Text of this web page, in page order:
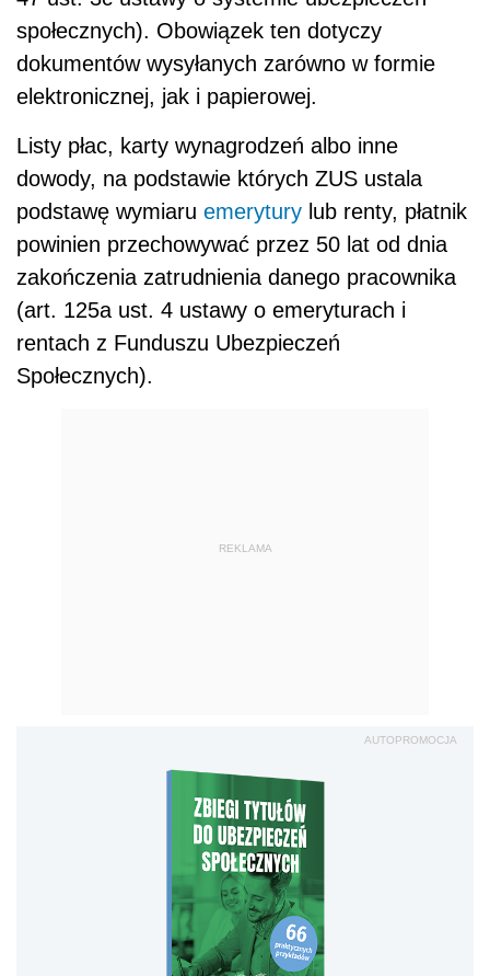
społecznych). Obowiązek ten dotyczy
dokumentów wysyłanych zarówno w formie
elektronicznej, jak i papierowej.
Listy płac, karty wynagrodzeń albo inne
dowody, na podstawie których ZUS ustala
podstawę wymiaru emerytury lub renty, płatnik
powinien przechowywać przez 50 lat od dnia
zakończenia zatrudnienia danego pracownika
(art. 125a ust. 4 ustawy o emeryturach i
rentach z Funduszu Ubezpieczeń
Społecznych).
REKLAMA
AUTOPROMOCJA